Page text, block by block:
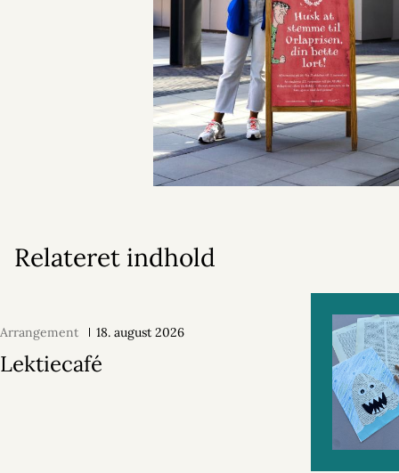
Relateret indhold
Arrangement 18. august 2026
Lektiecafé